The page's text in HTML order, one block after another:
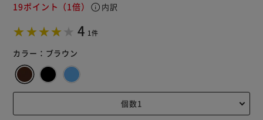
19ポイント （1倍） info 内訳
4 1件
カラー： ブラウン